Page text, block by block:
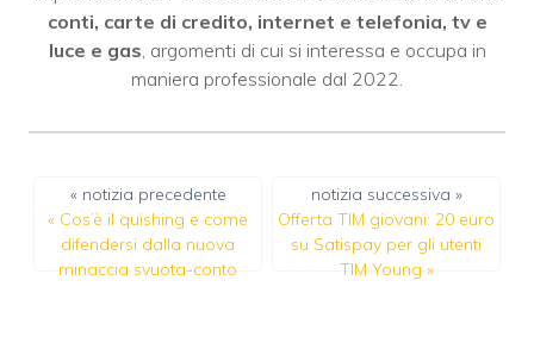
conti, carte di credito, internet e telefonia, tv e
luce e gas, argomenti di cui si interessa e occupa in
maniera professionale dal 2022.
« notizia precedente
« Cos’è il quishing e come
difendersi dalla nuova
minaccia svuota-conto
notizia successiva »
Offerta TIM giovani: 20 euro
su Satispay per gli utenti
TIM Young »